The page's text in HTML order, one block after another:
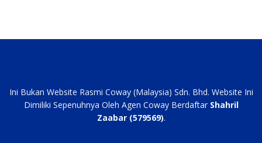
Ini Bukan Website Rasmi Coway (Malaysia) Sdn. Bhd. Website Ini
Dimiliki Sepenuhnya Oleh Agen Coway Berdaftar Shahril
Zaabar (579569).